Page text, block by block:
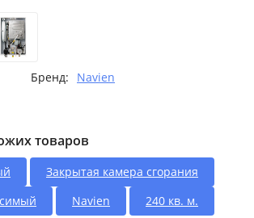
Бренд: Navien
товаров
Закрытая камера сгорания
Navien
240 кв. м.